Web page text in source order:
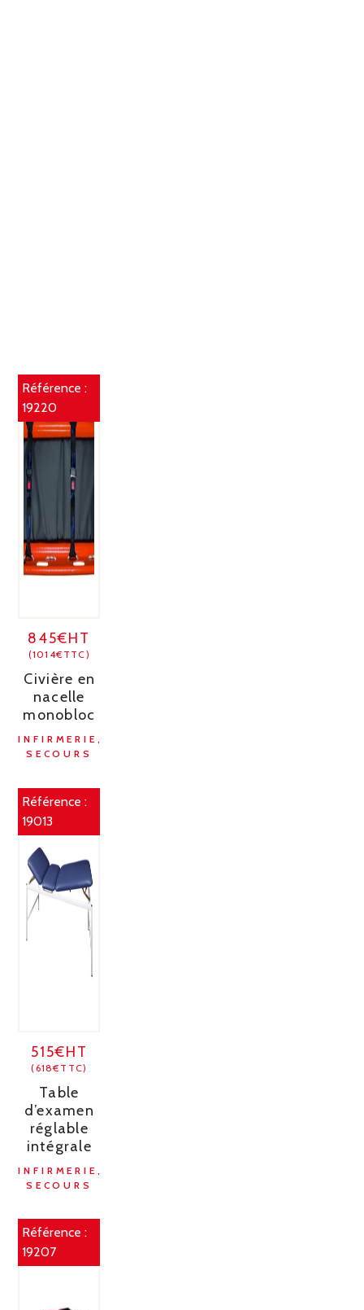
Référence :
19220
845€HT
(1014€TTC)
Civière en
nacelle
monobloc
INFIRMERIE,
SECOURS
Référence :
19013
515€HT
(618€TTC)
Table
d’examen
réglable
intégrale
INFIRMERIE,
SECOURS
Référence :
19207